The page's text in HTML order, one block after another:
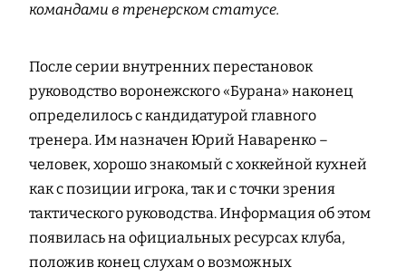
командами в тренерском статусе.
После серии внутренних перестановок
руководство воронежского «Бурана» наконец
определилось с кандидатурой главного
тренера. Им назначен Юрий Наваренко –
человек, хорошо знакомый с хоккейной кухней
как с позиции игрока, так и с точки зрения
тактического руководства. Информация об этом
появилась на официальных ресурсах клуба,
положив конец слухам о возможных